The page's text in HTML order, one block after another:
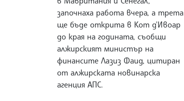
започнаха работа вчера, а трета
ще бъде открита в Кот д'Ивоар
до края на годината, съобщи
алжирският министър на
финансите Лазиз Фаид, цитиран
от алжирската новинарска
агенция АПС.